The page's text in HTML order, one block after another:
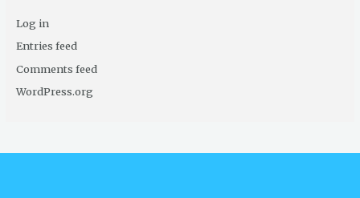
Log in
Entries feed
Comments feed
WordPress.org